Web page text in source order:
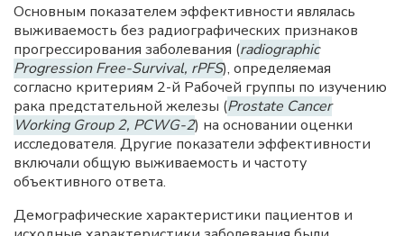
Основным показателем эффективности являлась
выживаемость без радиографических признаков
прогрессирования заболевания (radiographic
Progression Free-Survival, rPFS), определяемая
согласно критериям 2-й Рабочей группы по изучению
рака предстательной железы (Prostate Cancer
Working Group 2, PCWG-2) на основании оценки
исследователя. Другие показатели эффективности
включали общую выживаемость и частоту
объективного ответа.
Демографические характеристики пациентов и